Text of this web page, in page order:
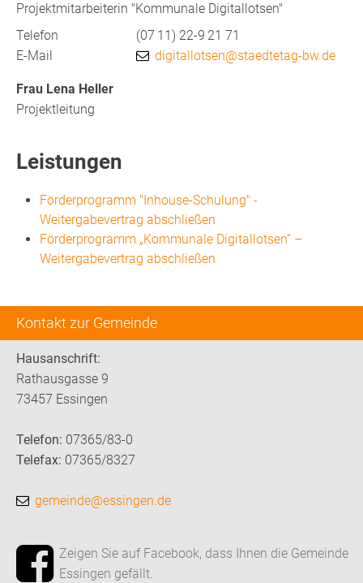
Kontakt zur Gemeinde
Hausanschrift:
Rathausgasse 9
73457 Essingen
Telefon: 07365/83-0
Telefax: 07365/8327
gemeinde@essingen.de
Zeigen Sie auf Facebook, dass Ihnen die Gemeinde
Essingen gefällt.
Projektmitarbeiterin "Kommunale Digitallotsen"
Telefon
(07 11) 22-9 21 71
E-Mail
digitallotsen@staedtetag-bw.de
Frau Lena Heller
Projektleitung
Leistungen
Förderprogramm "Inhouse-Schulung" -
Weitergabevertrag abschließen
Förderprogramm „Kommunale Digitallotsen“ –
Weitergabevertrag abschließen